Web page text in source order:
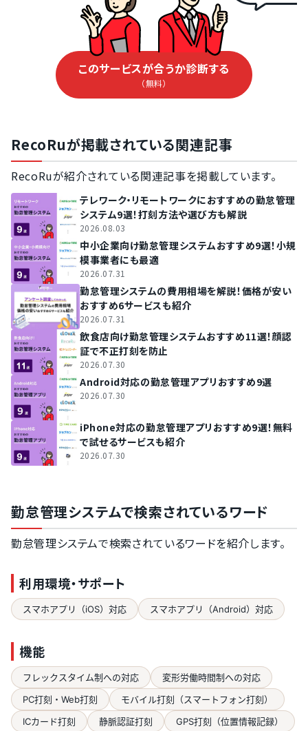
このサービスが合うか診断する
（無料）
RecoRuが掲載されている関連記事
RecoRuが紹介されている関連記事を掲載しています。
テレワーク・リモートワークにおすすめの勤怠管理
システム9選！打刻方法や選び方も解説
2026.08.03
中小企業向け勤怠管理システムおすすめ9選！小規
模事業者にも最適
2026.07.31
勤怠管理システムの費用相場を解説！価格が安い
おすすめ6サービスも紹介
2026.07.31
飲食店向け勤怠管理システムおすすめ11選！顔認
証で不正打刻を防止
2026.07.30
Android対応の勤怠管理アプリおすすめ9選
2026.07.30
iPhone対応の勤怠管理アプリおすすめ9選！無料
で試せるサービスも紹介
2026.07.30
勤怠管理システムで検索されているワード
勤怠管理システムで検索されているワードを紹介します。
利用環境・サポート
スマホアプリ（iOS）対応 スマホアプリ（Android）対応
機能
フレックスタイム制への対応
変形労働時間制への対応
PC打刻・Web打刻
モバイル打刻（スマートフォン打刻）
ICカード打刻
静脈認証打刻
GPS打刻（位置情報記録）